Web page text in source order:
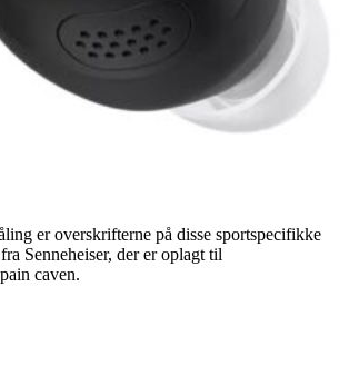
er overskrifterne på disse sportspecifikke
Senneheiser, der er oplagt til
caven.